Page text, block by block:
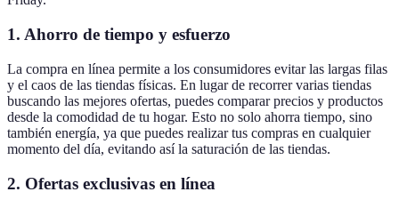
1. Ahorro de tiempo y esfuerzo
La compra en línea permite a los consumidores evitar las largas filas
y el caos de las tiendas físicas. En lugar de recorrer varias tiendas
buscando las mejores ofertas, puedes comparar precios y productos
desde la comodidad de tu hogar. Esto no solo ahorra tiempo, sino
también energía, ya que puedes realizar tus compras en cualquier
momento del día, evitando así la saturación de las tiendas.
2. Ofertas exclusivas en línea